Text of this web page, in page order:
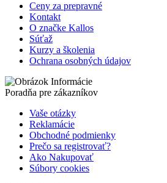
Ceny za prepravné
Kontakt
O značke Kallos
Súťaž
Kurzy a školenia
Ochrana osobných údajov
Poradňa pre zákazníkov
Vaše otázky
Reklamácie
Obchodné podmienky
Prečo sa registrovať?
Ako Nakupovať
Súbory cookies